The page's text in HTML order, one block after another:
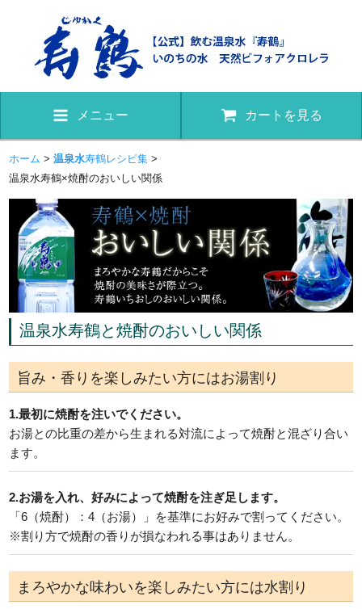
メニュー カートを見る
ホーム >温泉水寿鶴レシピ集 >
温泉水寿鶴×焼酎のおいしい関係
温泉水寿鶴と焼酎のおいしい関係
旨み・香りを楽しみたい方にはお湯割り
1.最初に焼酎を注いでください。
お湯との比重の差から生まれる対流によって焼酎と混ざり合い
ます。
2.お湯を入れ、好みによって焼酎を注ぎ足します。
「6（焼酎）：4（お湯）」を基準にお好みで割ってください。
※割り方で焼酎の香りが損なわれる事はありません。
まろやかな味わいを楽しみたい方には水割り